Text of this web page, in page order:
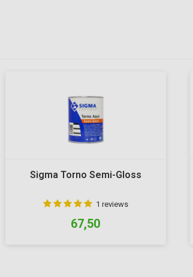
Sigma Torno Semi-Gloss
1 reviews
67,50